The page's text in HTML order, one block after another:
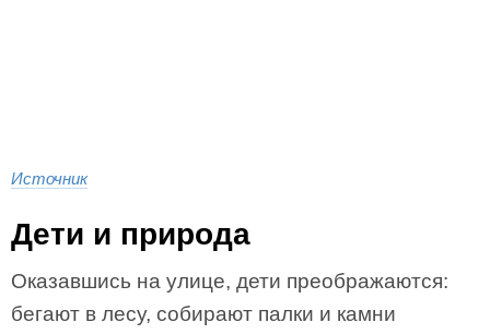
Источник
Дети и природа
Оказавшись на улице, дети преображаются:
бегают в лесу, собирают палки и камни